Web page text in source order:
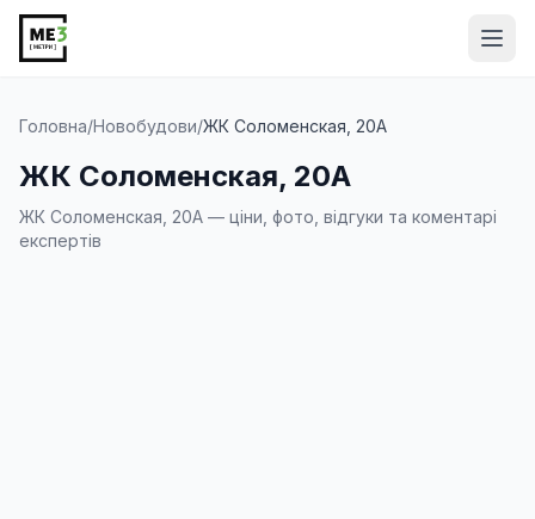
Головна/Новобудови/ЖК Соломенская, 20А
ЖК Соломенская, 20А
ЖК Соломенская, 20А — ціни, фото, відгуки та коментарі
експертів